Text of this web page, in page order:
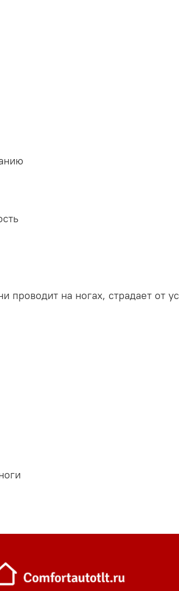
проводит на ногах, страдает от